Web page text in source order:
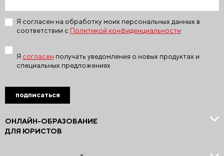
ОНЛАЙН-ОБРАЗОВАНИЕ
ДЛЯ ЮРИСТОВ
Я согласен на обработку моих персональных данных в
соответствии с Политикой конфиденциальности
Я согласен получать уведомления о новых продуктах и
специальных предложениях
подписаться